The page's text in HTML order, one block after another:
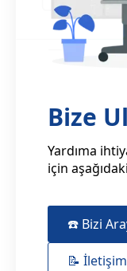
Bize
Yardıma
için
☎️ Bizi
📝